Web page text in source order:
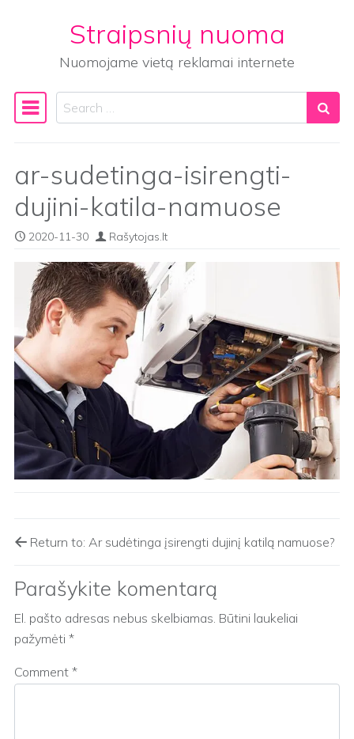
Straipsnių nuoma
Nuomojame vietą reklamai internete
Main Navigation
Search
ar-sudetinga-isirengti-
dujini-katila-namuose
2020-11-30 Rašytojas.lt
Return to: Ar sudėtinga įsirengti dujinį katilą namuose?
Parašykite komentarą
El. pašto adresas nebus skelbiamas. Būtini laukeliai
pažymėti *
Comment *